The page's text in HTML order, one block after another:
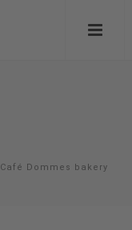
Café Dommes bakery